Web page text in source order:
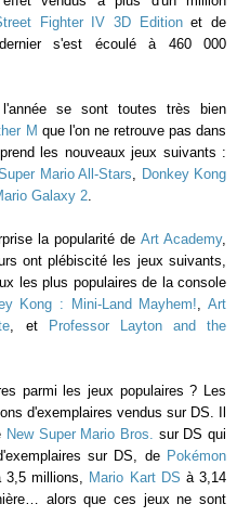
Fighter IV 3D Editionet de
s'est écoulé à 460 000
se sont toutes très bien
M que l'on ne retrouve pas dans
les nouveaux jeux suivants :
Mario All-Stars, Donkey Kong
Galaxy 2.
la popularité de Art Academy,
ont plébiscité les jeux suivants,
les plus populaires de la console
Kong : Mini-Land Mayhem!,Art
, et
Professor Layton and the
parmi les jeux populaires ? Les
d'exemplaires vendus sur DS. Il
New Super Mario Bros. sur DS qui
sur DS, de Pokémon
3,5 millions, Mario Kart DS à 3,14
alors que ces jeux ne sont